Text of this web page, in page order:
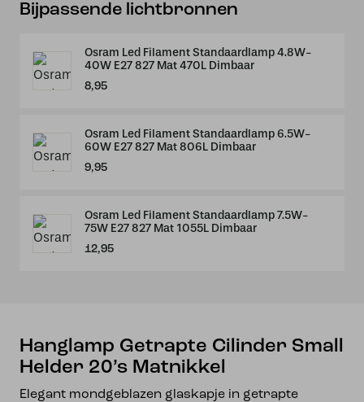
Bijpassende lichtbronnen
Osram Led Filament Standaardlamp 4.8W-
40W E27 827 Mat 470L Dimbaar
8,95
Osram Led Filament Standaardlamp 6.5W-
60W E27 827 Mat 806L Dimbaar
9,95
Osram Led Filament Standaardlamp 7.5W-
75W E27 827 Mat 1055L Dimbaar
12,95
Hanglamp Getrapte Cilinder Small
Helder 20’s Matnikkel
Elegant mondgeblazen glaskapje in getrapte